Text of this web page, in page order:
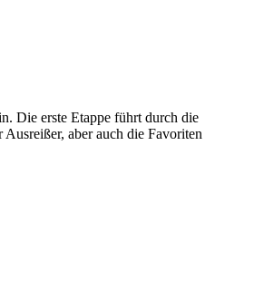
Die erste Etappe führt durch die
aber auch die Favoriten